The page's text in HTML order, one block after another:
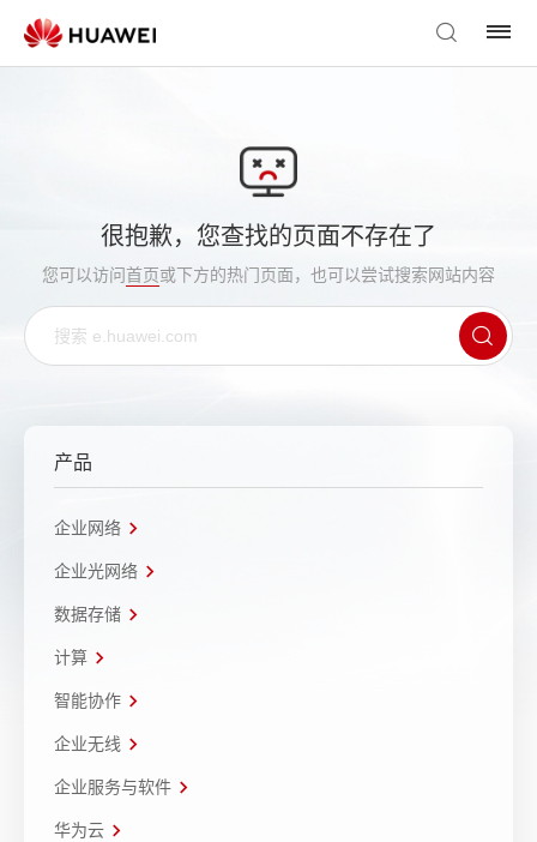
很抱歉，您查找的页面不存在了
您可以访问首页或下方的热门页面，也可以尝试搜索网站内容
产品
企业网络
企业光网络
数据存储
计算
智能协作
企业无线
企业服务与软件
华为云